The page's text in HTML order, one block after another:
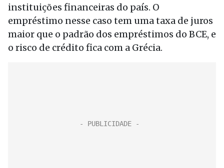
instituições financeiras do país. O
empréstimo nesse caso tem uma taxa de juros
maior que o padrão dos empréstimos do BCE, e
o risco de crédito fica com a Grécia.